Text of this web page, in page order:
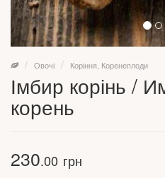
Овочі Коріння, Коренеплоди
Імбир корінь /
корень
230.00 грн